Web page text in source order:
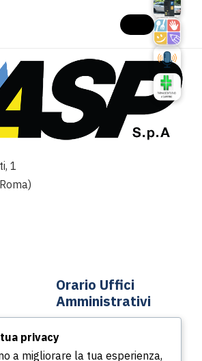
1
Orario Uffici
Amministrativi
Dal lunedì al venerdì
Dalle ore 8.30 alle ore
privacy
a migliorare la tua esperienza,